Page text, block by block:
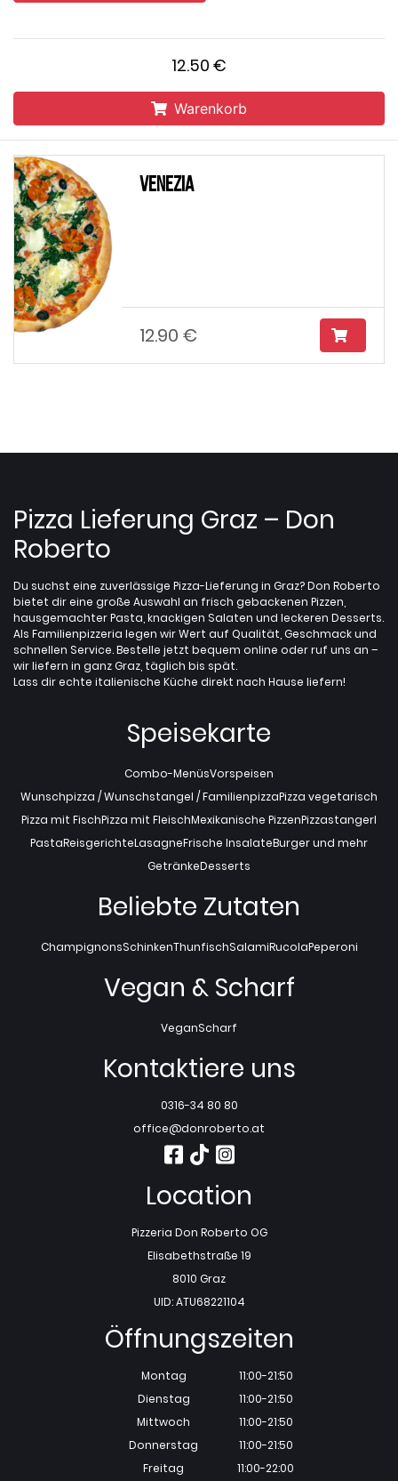
12.50 €
Warenkorb
Venezia
12.90 €
Pizza Lieferung Graz – Don
Roberto
Du suchst eine zuverlässige Pizza-Lieferung in Graz? Don Roberto
bietet dir eine große Auswahl an frisch gebackenen Pizzen,
hausgemachter Pasta, knackigen Salaten und leckeren Desserts.
Als Familienpizzeria legen wir Wert auf Qualität, Geschmack und
schnellen Service. Bestelle jetzt bequem online oder ruf uns an –
wir liefern in ganz Graz, täglich bis spät.
Lass dir echte italienische Küche direkt nach Hause liefern!
Speisekarte
Combo-MenüsVorspeisen
Wunschpizza / Wunschstangel / FamilienpizzaPizza vegetarisch
Pizza mit FischPizza mit FleischMexikanische PizzenPizzastangerl
PastaReisgerichteLasagneFrische InsalateBurger und mehr
GetränkeDesserts
Beliebte Zutaten
ChampignonsSchinkenThunfischSalamiRucolaPeperoni
Vegan & Scharf
VeganScharf
Kontaktiere uns
0316-34 80 80
office@donroberto.at
Location
Pizzeria Don Roberto OG
Elisabethstraße 19
8010 Graz
UID: ATU68221104
Öffnungszeiten
Montag
Dienstag
Mittwoch
Donnerstag
Freitag
11:00-21:50
11:00-21:50
11:00-21:50
11:00-21:50
11:00-22:00